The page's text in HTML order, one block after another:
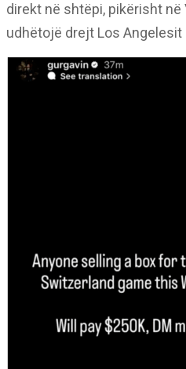
direkt në shtëpi, pikërisht në
udhëtojë drejt Los